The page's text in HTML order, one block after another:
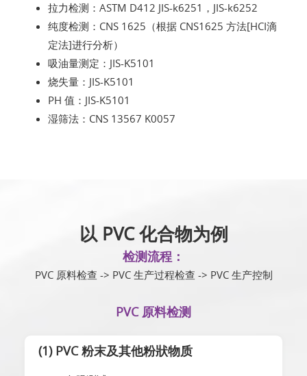
拉力检测：ASTM D412 JIS-k6251，JIS-k6252
纯度检测：CNS 1625（根据 CNS1625 方法[HCI滴
定法]进行分析）
吸油量测定：JIS-K5101
烧失量：JIS-K5101
PH 值：JIS-K5101
湿筛法：CNS 13567 K0057
以 PVC 化合物为例
检测流程：
PVC 原料检查 -> PVC 生产过程检查 -> PVC 生产控制
PVC 原料检测
(1) PVC 粉末及其他粉狀物质